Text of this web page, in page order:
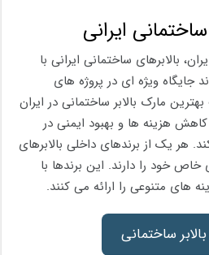
ایرانی
بالابرهای ساختمانی ایرانی با
جایگاه ویژه ای در پروژه های
مارک بالابر ساختمانی در ایران
کاهش هزینه ها و بهبود ایمنی در
هر یک از برندهای داخلی بالابرهای
خاص خود را دارند. این برندها با
های متنوعی را ارائه می کنند.
ساختمانی